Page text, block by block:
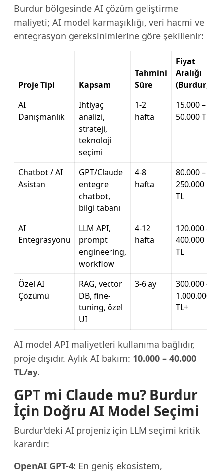
Burdur bölgesinde AI çözüm geliştirme
maliyeti; AI model karmaşıklığı, veri hacmi ve
entegrasyon gereksinimlerine göre şekillenir:
Proje Tipi Kapsam
Tahmini
Süre
Fiyat
Aralığı
(Burdur)
AI
Danışmanlık
İhtiyaç
analizi,
strateji,
teknoloji
seçimi
1-2
hafta
15.000 –
50.000 TL
Chatbot / AI
Asistan
GPT/Claude
entegre
chatbot,
bilgi tabanı
4-8
hafta
80.000 –
250.000
TL
AI
Entegrasyonu
LLM API,
prompt
engineering,
workflow
4-12
hafta
120.000 –
400.000
TL
Özel AI
Çözümü
RAG, vector
DB, fine-
tuning, özel
UI
3-6 ay
300.000 –
1.000.000
TL+
AI model API maliyetleri kullanıma bağlıdır,
proje dışıdır. Aylık AI bakım: 10.000 – 40.000
TL/ay.
GPT mi Claude mu? Burdur
İçin Doğru AI Model Seçimi
Burdur'deki AI projeniz için LLM seçimi kritik
karardır:
OpenAI GPT-4: En geniş ekosistem,